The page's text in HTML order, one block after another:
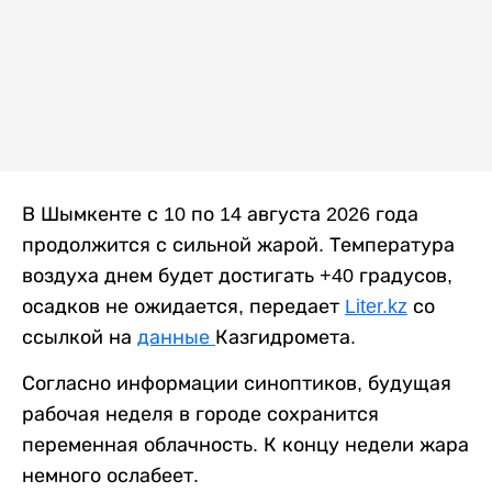
В Шымкенте с 10 по 14 августа 2026 года
продолжится с сильной жарой. Температура
воздуха днем будет достигать +40 градусов,
осадков не ожидается, передает Liter.kz со
ссылкой на данные Казгидромета.
Согласно информации синоптиков, будущая
рабочая неделя в городе сохранится
переменная облачность. К концу недели жара
немного ослабеет.